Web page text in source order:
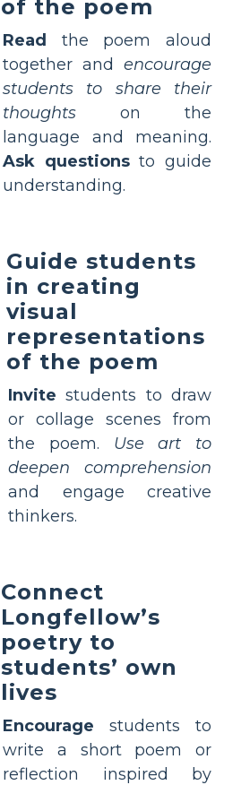
of the poem
Read
the poem aloud
together and encourage
students to share their
thoughts on the
language and meaning.
Ask questionsto guide
understanding.
Guide students
in creating
visual
representations
of the poem
Invite students to draw
or collage scenes from
the poem. Use art to
deepen comprehension
and engage creative
thinkers.
Connect
Longfellow’s
poetry to
students’ own
lives
Encourage students to
write a short poem or
reflection inspired by